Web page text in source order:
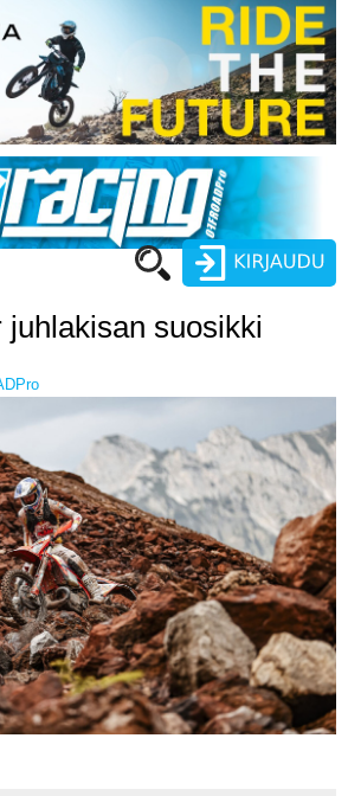
Käyttäjätunnus
Salasana
Luo uusi käyttäjätili
Vaihda salasana
ENDURO
MOTOCROSS
CROSS COUNTRY
MUUT LAJIT
YLEISTÄ ALALTA
LUE DIGILEHDET
ASIAKASPALVELU JA
juhlakisan suosikki